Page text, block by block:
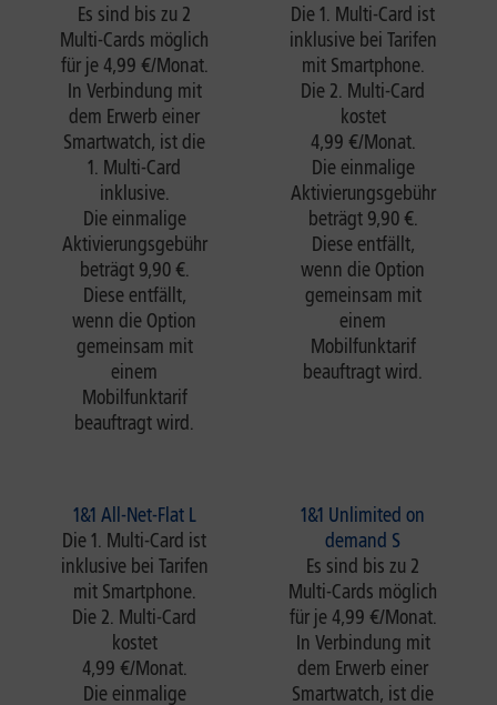
Es sind bis zu 2
Multi-Cards möglich
für je 4,99 €/Monat.
In Verbindung mit
dem Erwerb einer
Smartwatch, ist die
1. Multi-Card
inklusive.
Die einmalige
Aktivierungsgebühr
beträgt 9,90 €.
Diese entfällt,
wenn die Option
gemeinsam mit
einem
Mobilfunktarif
beauftragt wird.
Die 1. Multi-Card ist
inklusive bei Tarifen
mit Smartphone.
Die 2. Multi-Card
kostet
4,99 €/Monat.
Die einmalige
Aktivierungsgebühr
beträgt 9,90 €.
Diese entfällt,
wenn die Option
gemeinsam mit
einem
Mobilfunktarif
beauftragt wird.
1&1 All-Net-Flat L
Die 1. Multi-Card ist
inklusive bei Tarifen
mit Smartphone.
Die 2. Multi-Card
kostet
4,99 €/Monat.
Die einmalige
1&1 Unlimited on
demand S
Es sind bis zu 2
Multi-Cards möglich
für je 4,99 €/Monat.
In Verbindung mit
dem Erwerb einer
Smartwatch, ist die